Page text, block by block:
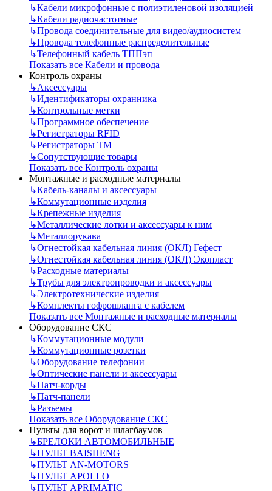
↳Кабели микрофонные с полиэтиленовой изоляцией
↳Кабели радиочастотные
↳Провода соединительные для видео/аудиосистем
↳Провода телефонные распределительные
↳Телефонный кабель ТППэп
Показать все Кабели и провода
Контроль охраны
↳Аксессуары
↳Идентификаторы охранника
↳Контрольные метки
↳Программное обеспечение
↳Регистраторы RFID
↳Регистраторы ТМ
↳Сопутствующие товары
Показать все Контроль охраны
Монтажные и расходные материалы
↳Кабель-каналы и аксессуары
↳Коммутационные изделия
↳Крепежные изделия
↳Металлические лотки и аксессуары к ним
↳Металлорукава
↳Огнестойкая кабельная линия (ОКЛ) Гефест
↳Огнестойкая кабельная линия (ОКЛ) Экопласт
↳Расходные материалы
↳Трубы для электропроводки и аксессуары
↳Электротехнические изделия
↳Комплекты гофрошланга с кабелем
Показать все Монтажные и расходные материалы
Оборудование СКС
↳Коммутационные модули
↳Коммутационные розетки
↳Оборудование телефонии
↳Оптические панели и аксессуары
↳Патч-корды
↳Патч-панели
↳Разъемы
Показать все Оборудование СКС
Пульты для ворот и шлагбаумов
↳БРЕЛОКИ АВТОМОБИЛЬНЫЕ
↳ПУЛЬТ BAISHENG
↳ПУЛЬТ AN-MOTORS
↳ПУЛЬТ APOLLO
↳ПУЛЬТ APRIMATIC